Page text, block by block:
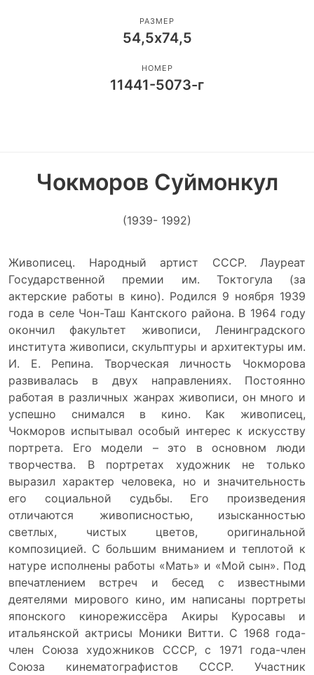
РАЗМЕР
54,5х74,5
НОМЕР
11441-5073-г
Чокморов Суймонкул
(1939- 1992)
Живописец. Народный артист СССР. Лауреат
Государственной премии им. Токтогула (за
актерские работы в кино). Родился 9 ноября 1939
года в селе Чон-Таш Кантского района. В 1964 году
окончил факультет живописи, Ленинградского
института живописи, скульптуры и архитектуры им.
И. Е. Репина. Творческая личность Чокморова
развивалась в двух направлениях. Постоянно
работая в различных жанрах живописи, он много и
успешно снимался в кино. Как живописец,
Чокморов испытывал особый интерес к искусству
портрета. Его модели – это в основном люди
творчества. В портретах художник не только
выразил характер человека, но и значительность
его социальной судьбы. Его произведения
отличаются живописностью, изысканностью
светлых, чистых цветов, оригинальной
композицией. С большим вниманием и теплотой к
натуре исполнены работы «Мать» и «Мой сын». Под
впечатлением встреч и бесед с известными
деятелями мирового кино, им написаны портреты
японского кинорежиссёра Акиры Куросавы и
итальянской актрисы Моники Витти. С 1968 года-
член Союза художников СССР, с 1971 года-член
Союза кинематографистов СССР. Участник